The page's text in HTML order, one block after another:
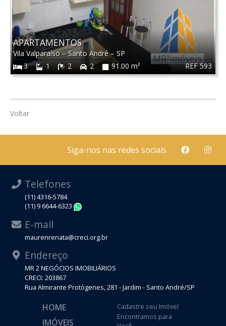
REF 593
APARTAMENTOS
Vila Valparaíso–Santo André– SP
3
1 2 2 91.00 m²
Voltar
Siga-nos nas redes sociais
Telefones
(11) 4316-5784
(11) 9 6644-6323
E-mail
maurenrenata@creci.org.br
Endereço
MR 2 NEGÓCIOS IMOBILIÁRIOS
CRECI: 203867
Rua Almirante Protógenes, 281 - Jardim - Santo André/SP
HOME
IMÓVEIS
Cadastre seu Imóvel
Encontramos para